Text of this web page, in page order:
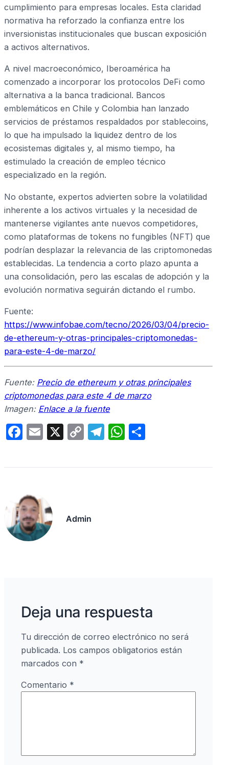
cumplimiento para empresas locales. Esta claridad
normativa ha reforzado la confianza entre los
inversionistas institucionales que buscan exposición
a activos alternativos.
A nivel macroeconómico, Iberoamérica ha
comenzado a incorporar los protocolos DeFi como
alternativa a la banca tradicional. Bancos
emblemáticos en Chile y Colombia han lanzado
servicios de préstamos respaldados por stablecoins,
lo que ha impulsado la liquidez dentro de los
ecosistemas digitales y, al mismo tiempo, ha
estimulado la creación de empleo técnico
especializado en la región.
No obstante, expertos advierten sobre la volatilidad
inherente a los activos virtuales y la necesidad de
mantenerse vigilantes ante nuevos competidores,
como plataformas de tokens no fungibles (NFT) que
podrían desplazar la relevancia de las criptomonedas
establecidas. La tendencia a corto plazo apunta a
una consolidación, pero las escalas de adopción y la
evolución normativa seguirán dictando el rumbo.
Fuente:
https://www.infobae.com/tecno/2026/03/04/precio-
de-ethereum-y-otras-principales-criptomonedas-
para-este-4-de-marzo/
Fuente: Precio de ethereum y otras principales
criptomonedas para este 4 de marzo
Imagen: Enlace a la fuente
F
c
b
o
o
k
E
ail
X
C
p
n
T
e
W
at m
Admin
Deja una respuesta
Tu dirección de correo electrónico no será
publicada. Los campos obligatorios están
marcados con *
Comentario *